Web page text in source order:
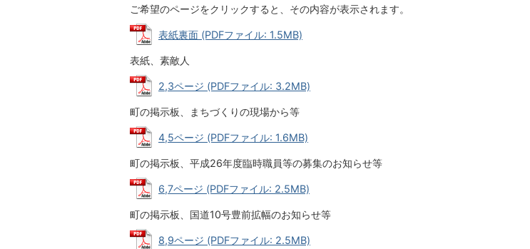
ご希望のページをクリックすると、その内容が表示されます。
表紙裏面 (PDFファイル: 1.5MB)
表紙、素敵人
2,3ページ (PDFファイル: 3.2MB)
町の掲示板、まちづくりの現場から等
4,5ページ (PDFファイル: 1.6MB)
町の掲示板、平成26年度臨時職員等の募集のお知らせ等
6,7ページ (PDFファイル: 2.5MB)
町の掲示板、国道10号豊前拡幅のお知らせ等
8,9ページ (PDFファイル: 2.5MB)